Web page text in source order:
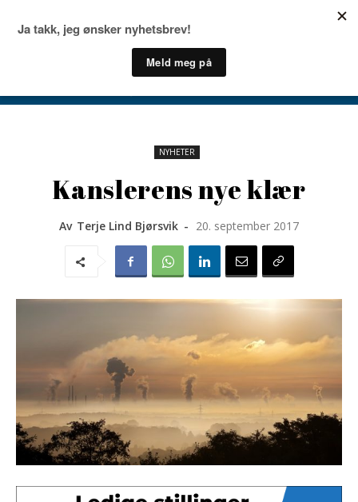
NYHETER
Kanslerens nye klær
Av Terje Lind Bjørsvik - 20. september 2017